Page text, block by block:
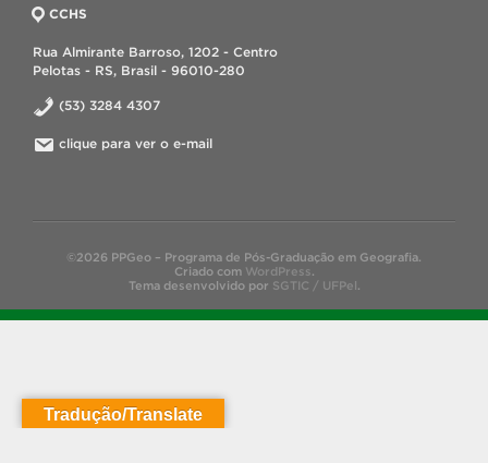
CCHS
Rua Almirante Barroso, 1202 - Centro
Pelotas - RS, Brasil - 96010-280
(53) 3284 4307
clique para ver o e-mail
©2026 PPGeo – Programa de Pós-Graduação em Geografia.
Criado com WordPress.
Tema desenvolvido por SGTIC / UFPel.
Tradução/Translate